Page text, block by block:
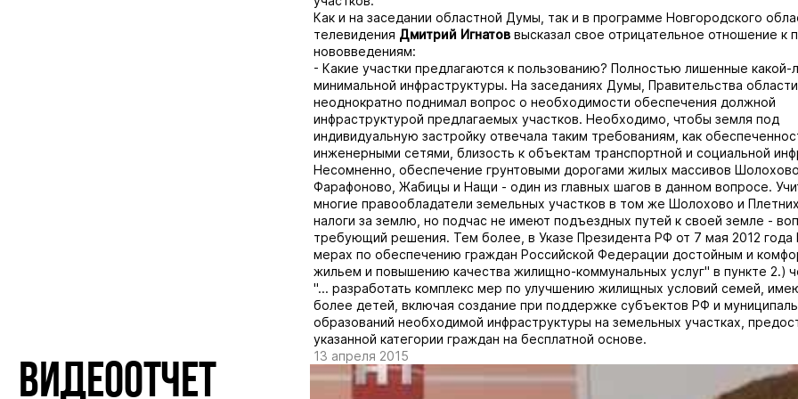
Как и на заседании областной Думы, так и в программе Новгородского
телевидения Дмитрий Игнатоввысказал свое отрицательное отношение к
нововведениям:
- Какие участки предлагаются к пользованию? Полностью лишенные какой-
минимальной инфраструктуры. На заседаниях Думы, Правительства
неоднократно поднимал вопрос о необходимости обеспечения должной
инфраструктурой предлагаемых участков. Необходимо, чтобы земля под
индивидуальную застройку отвечала таким требованиям, как
инженерными сетями, близость к объектам транспортной и социальной
Несомненно, обеспечение грунтовыми дорогами жилых массивов
Фарафоново, Жабицы и Нащи - один из главных шагов в данном вопросе.
многие правообладатели земельных участков в том же Шолохово и
налоги за землю, но подчас не имеют подъездных путей к своей земле -
требующий решения. Тем более, в Указе Президента РФ от 7 мая 2012
мерах по обеспечению граждан Российской Федерации достойным и
жильем и повышению качества жилищно-коммунальных услуг" в пункте 2.)
"... разработать комплекс мер по улучшению жилищных условий семей,
более детей, включая создание при поддержке субъектов РФ и
образований необходимой инфраструктуры на земельных участках,
указанной категории граждан на бесплатной основе.
13 апреля 2015
ВИДЕООТЧЕТ